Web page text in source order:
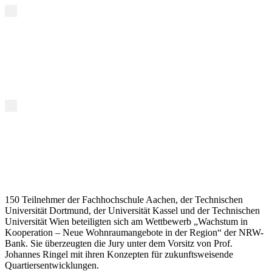
150 Teilnehmer der Fachhochschule Aachen, der Technischen
Universität Dortmund, der Universität Kassel und der Technischen
Universität Wien beteiligten sich am Wettbewerb „Wachstum in
Kooperation – Neue Wohnraumangebote in der Region“ der NRW-
Bank. Sie überzeugten die Jury unter dem Vorsitz von Prof.
Johannes Ringel mit ihren Konzepten für zukunftsweisende
Quartiersentwicklungen.